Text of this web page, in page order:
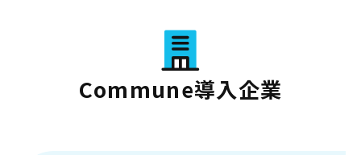
Commune導入企業